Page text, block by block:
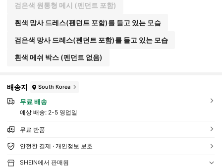
검은색 원통형 메시 (펜던트 포함)
흰색 망사 드레스(펜던트 포함)를 들고 있는 모습
검은색 망사 드레스(펜던트 포함)를 들고 있는 모습
흰색 메쉬 박스 (펜던트 없음)
배송지 South Korea
무료 배송
예상 배송: 2-5 영업일
무료 반품
안전한 결제 · 개인정보 보호
SHEIN에서 판매됨